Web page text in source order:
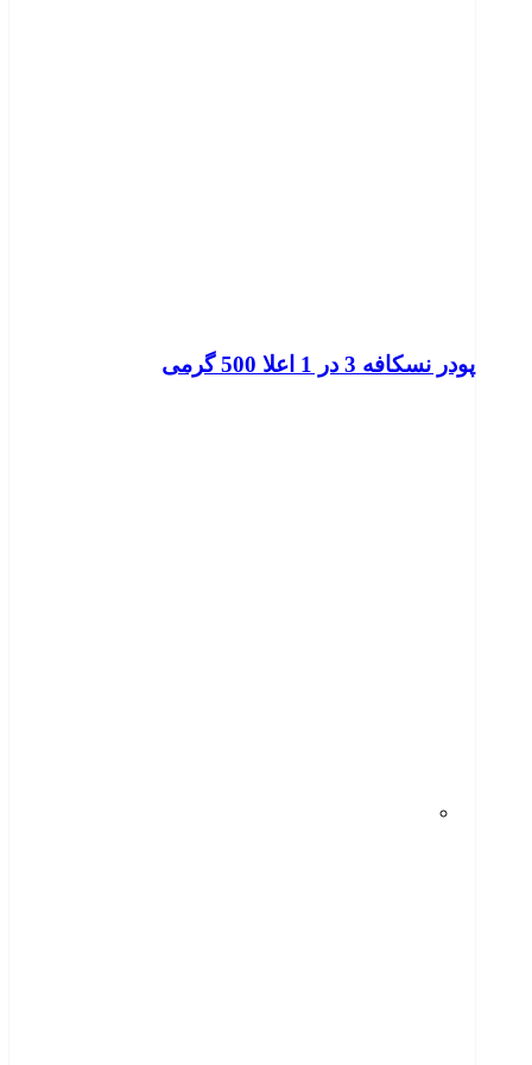
پودر نسکافه 3 در 1 اعلا 500 گرمی